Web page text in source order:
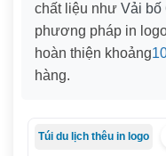
chất liệu như Vải bố
phương pháp in
hoàn thiện khoảng
hàng.
Túi du lịch thêu in logo